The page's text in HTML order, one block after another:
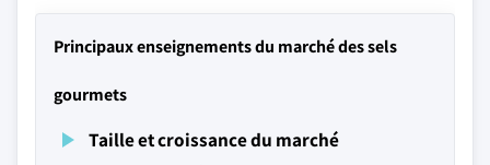
Principaux enseignements du marché des sels
gourmets
Taille et croissance du marché